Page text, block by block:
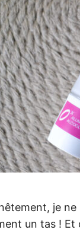
je ne
un tas ! Et